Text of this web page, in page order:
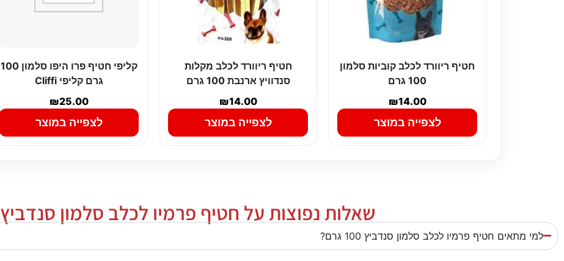
חטיף ריוורד לכלב קוביות סלמון
100 גרם
₪14.00
לצפייה במוצר
חטיף ריוורד לכלב מקלות
סנדוויץ ארנבת 100 גרם
₪14.00
לצפייה במוצר
קליפי חטיף פרו היפו סלמון 100
גרם קליפי Cliffi
₪25.00
לצפייה במוצר
שאלות נפוצות על חטיף פרמיו לכלב סלמון סנדביץ 100 גרם
למי מתאים חטיף פרמיו לכלב סלמון סנדביץ 100 גרם?